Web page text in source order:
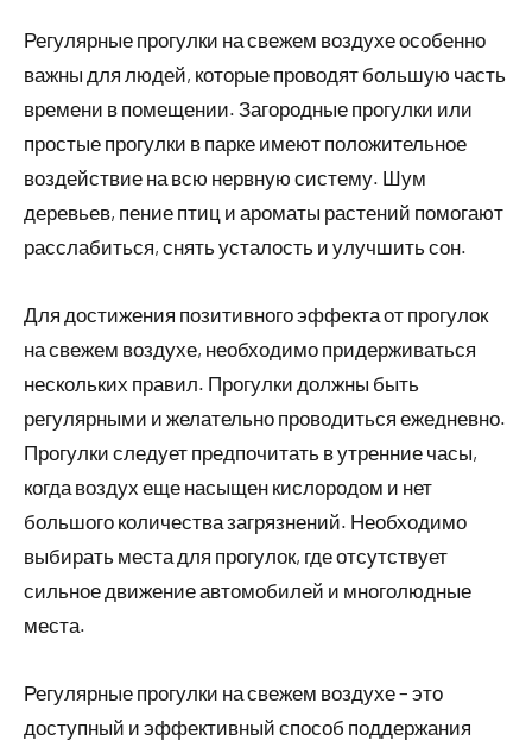
Регулярные прогулки на свежем воздухе особенно
важны для людей, которые проводят большую часть
времени в помещении. Загородные прогулки или
простые прогулки в парке имеют положительное
воздействие на всю нервную систему. Шум
деревьев, пение птиц и ароматы растений помогают
расслабиться, снять усталость и улучшить сон.
Для достижения позитивного эффекта от прогулок
на свежем воздухе, необходимо придерживаться
нескольких правил. Прогулки должны быть
регулярными и желательно проводиться ежедневно.
Прогулки следует предпочитать в утренние часы,
когда воздух еще насыщен кислородом и нет
большого количества загрязнений. Необходимо
выбирать места для прогулок, где отсутствует
сильное движение автомобилей и многолюдные
места.
Регулярные прогулки на свежем воздухе – это
доступный и эффективный способ поддержания